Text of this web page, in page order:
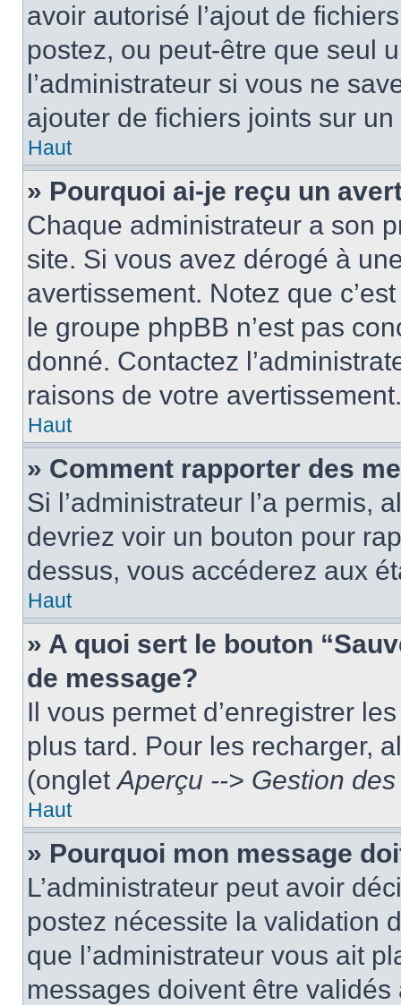
avoir autorisé l’ajout de
postez, ou peut-être que seul
l’administrateur si vous ne
ajouter de fichiers joints sur un
Haut
» Pourquoi ai-je reçu un
Chaque administrateur a son
site. Si vous avez dérogé à
avertissement. Notez que
le groupe phpBB n’est pas
donné. Contactez
raisons de votre avertissement.
Haut
» Comment rapporter des
Si l’administrateur l’a permis,
devriez voir un bouton pour
dessus, vous accéderez aux
Haut
» A quoi sert le bouton
de message?
Il vous permet d’enregistrer
plus tard. Pour les recharger,
(ongletAperçu --> Gestion
Haut
» Pourquoi mon message
L’administrateur peut avoir
postez nécessite la validation
que l’administrateur vous ait
messages doivent être validés